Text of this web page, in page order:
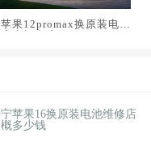
果12promax换原装电池